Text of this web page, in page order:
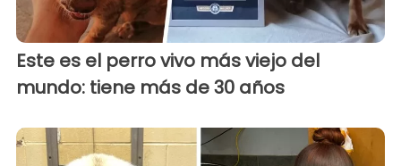
Este es el perro vivo más viejo del
mundo: tiene más de 30 años